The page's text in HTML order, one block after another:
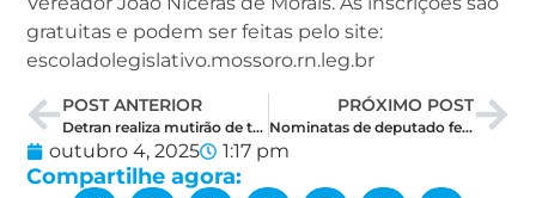
gratuitas e podem ser feitas pelo site:
escoladolegislativo.mossoro.rn.leg.br
POST ANTERIOR
Detran realiza mutirão de testes práticos em Mossoró e aplica exames itinerantes em mais 32 cidades
PRÓXIMO POST
Nominatas de deputado federal no RN precisarão de quase 244 mil votos para garantir vaga
outubro 4, 2025 1:17 pm
Compartilhe agora: